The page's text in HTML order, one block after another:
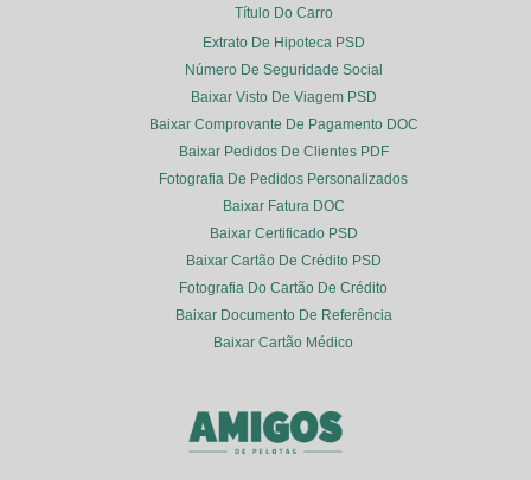
Título Do Carro
Extrato De Hipoteca PSD
Número De Seguridade Social
Baixar Visto De Viagem PSD
Baixar Comprovante De Pagamento DOC
Baixar Pedidos De Clientes PDF
Fotografia De Pedidos Personalizados
Baixar Fatura DOC
Baixar Certificado PSD
Baixar Cartão De Crédito PSD
Fotografia Do Cartão De Crédito
Baixar Documento De Referência
Baixar Cartão Médico